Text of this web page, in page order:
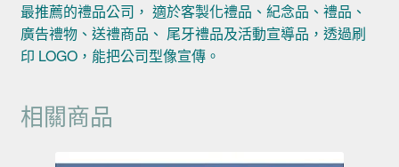
最推薦的禮品公司， 適於客製化禮品、紀念品、禮品、
廣告禮物、送禮商品、 尾牙禮品及活動宣導品，透過刷
印 LOGO，能把公司型像宣傳。
相關商品